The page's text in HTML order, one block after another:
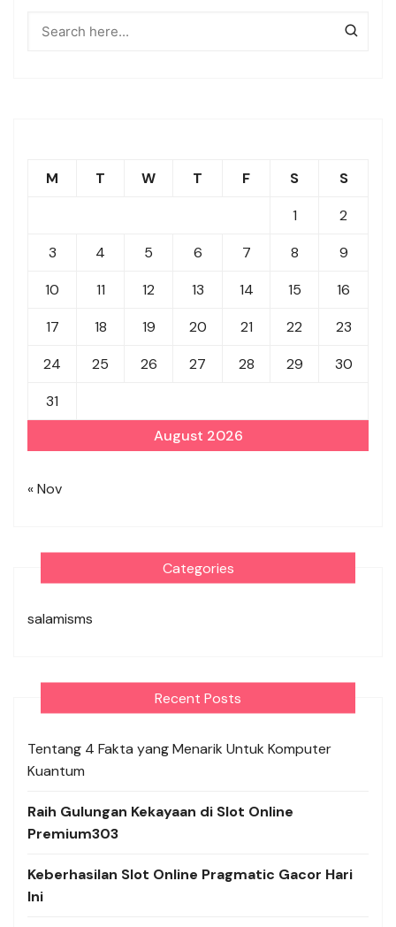
August 2026
M T W T F S
S
1
2
3
4 5 6 7 8
9
10
11 12 13 14 15
16
17
18 19 20 21 22
23
24
25 26 27 28 29
30
31
« Nov
Categories
salamisms
Recent Posts
Tentang 4 Fakta yang Menarik Untuk Komputer
Kuantum
Raih Gulungan Kekayaan di Slot Online
Premium303
Keberhasilan Slot Online Pragmatic Gacor Hari
Ini